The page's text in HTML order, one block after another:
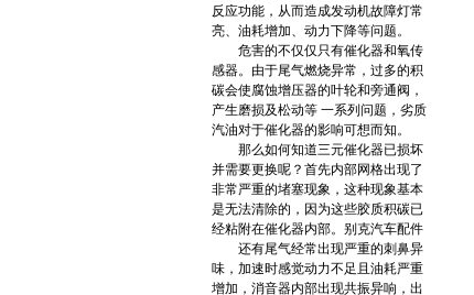
反应功能，从而造成发动机故障灯常
亮、油耗增加、动力下降等问题。
危害的不仅仅只有催化器和氧传
感器。由于尾气燃烧异常，过多的积
碳会使腐蚀增压器的叶轮和旁通阀，
产生磨损及松动等 一系列问题，劣质
汽油对于催化器的影响可想而知。
那么如何知道三元催化器已损坏
并需要更换呢？首先内部网格出现了
非常严重的堵塞现象，这种现象基本
是无法清除的，因为这些胶质积碳已
经粘附在催化器内部。别克汽车配件
还有尾气经常出现严重的刺鼻异
味，加速时感觉动力不足且油耗严重
增加，消音器内部出现共振异响，出